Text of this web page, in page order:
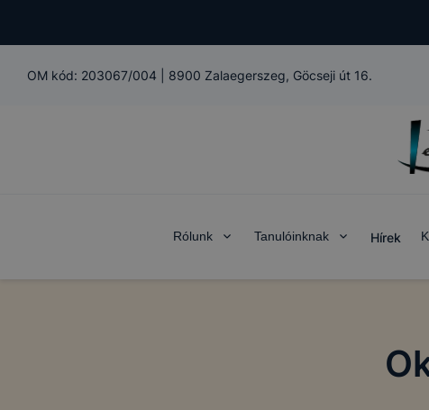
OM kód: 203067/004 8900 Zalaegerszeg, Göcseji út 16.
Rólunk Tanulóinknak Hírek